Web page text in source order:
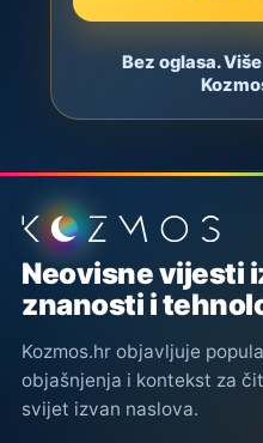
Bez oglasa.
Podnožje stranice
Neovisne vijesti
znanosti i
Kozmos.hr objavljuje
objašnjenja i kontekst za
svijet izvan naslova.